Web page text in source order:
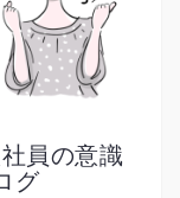
員の意識
グ